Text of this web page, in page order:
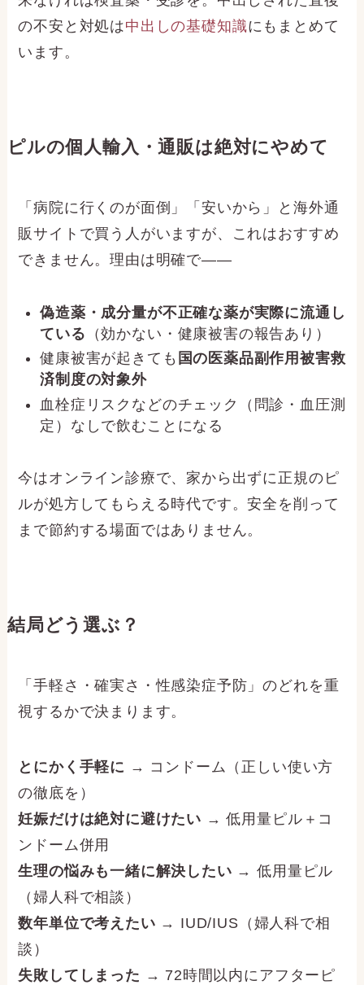
の不安と対処は中出しの基礎知識にもまとめて
います。
ピルの個人輸入・通販は絶対にやめて
「病院に行くのが面倒」「安いから」と海外通
販サイトで買う人がいますが、これはおすすめ
できません。理由は明確で——
偽造薬・成分量が不正確な薬が実際に流通し
ている （効かない・健康被害の報告あり）
健康被害が起きても 国の医薬品副作用被害救
済制度の対象外
血栓症リスクなどのチェック（問診・血圧測
定）なしで飲むことになる
今はオンライン診療で、家から出ずに正規のピ
ルが処方してもらえる時代です。安全を削って
まで節約する場面ではありません。
結局どう選ぶ？
「手軽さ・確実さ・性感染症予防」のどれを重
視するかで決まります。
とにかく手軽に → コンドーム（正しい使い方
の徹底を）
妊娠だけは絶対に避けたい → 低用量ピル＋コ
ンドーム併用
生理の悩みも一緒に解決したい → 低用量ピル
（婦人科で相談）
数年単位で考えたい → IUD/IUS（婦人科で相
談）
失敗してしまった → 72時間以内にアフターピ